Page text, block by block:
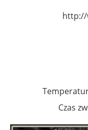
http://
Czas